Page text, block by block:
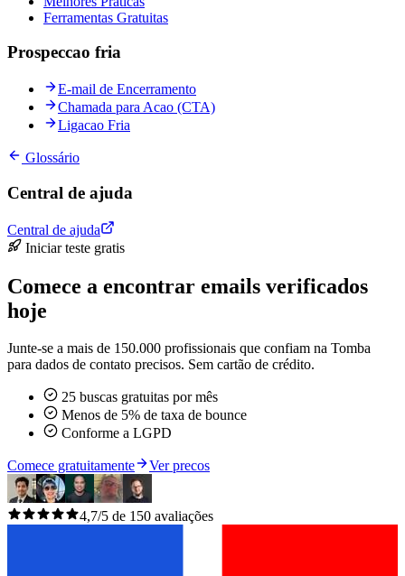
Ferramentas Gratuitas
Prospeccao fria
E-mail de Encerramento
Chamada para Acao (CTA)
Ligacao Fria
Glossário
Central de ajuda
Central de ajuda
Iniciar teste gratis
Comece a encontrar emails verificados
hoje
Junte-se a mais de 150.000 profissionais que confiam na Tomba
para dados de contato precisos. Sem cartão de crédito.
25 buscas gratuitas por mês
Menos de 5% de taxa de bounce
Conforme a LGPD
Comece gratuitamente Ver precos
4,7/5 de 150 avaliações